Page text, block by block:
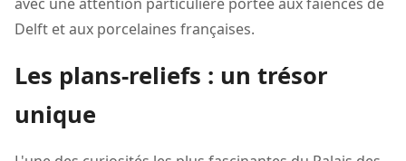
Delft et aux porcelaines françaises.
Les plans-reliefs : un trésor
unique